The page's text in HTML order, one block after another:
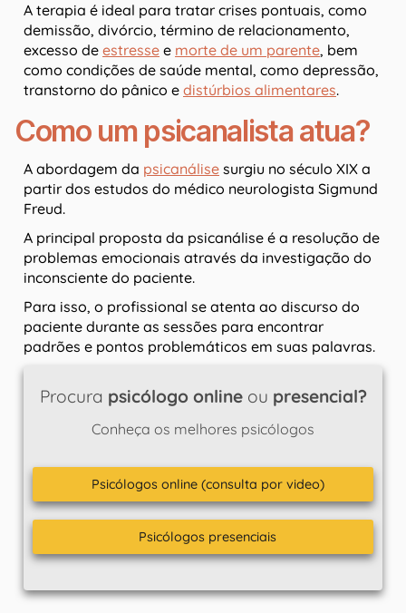
A terapia é ideal para tratar crises pontuais, como
demissão, divórcio, término de relacionamento,
excesso de estresse e morte de um parente, bem
como condições de saúde mental, como depressão,
transtorno do pânico e distúrbios alimentares.
Como um psicanalista atua?
A abordagem da psicanálise surgiu no século XIX a
partir dos estudos do médico neurologista Sigmund
Freud.
A principal proposta da psicanálise é a resolução de
problemas emocionais através da investigação do
inconsciente do paciente.
Para isso, o profissional se atenta ao discurso do
paciente durante as sessões para encontrar
padrões e pontos problemáticos em suas palavras.
Procura psicólogo onlineou presencial?
Conheça os melhores psicólogos
Psicólogos online (consulta por video)
Psicólogos presenciais